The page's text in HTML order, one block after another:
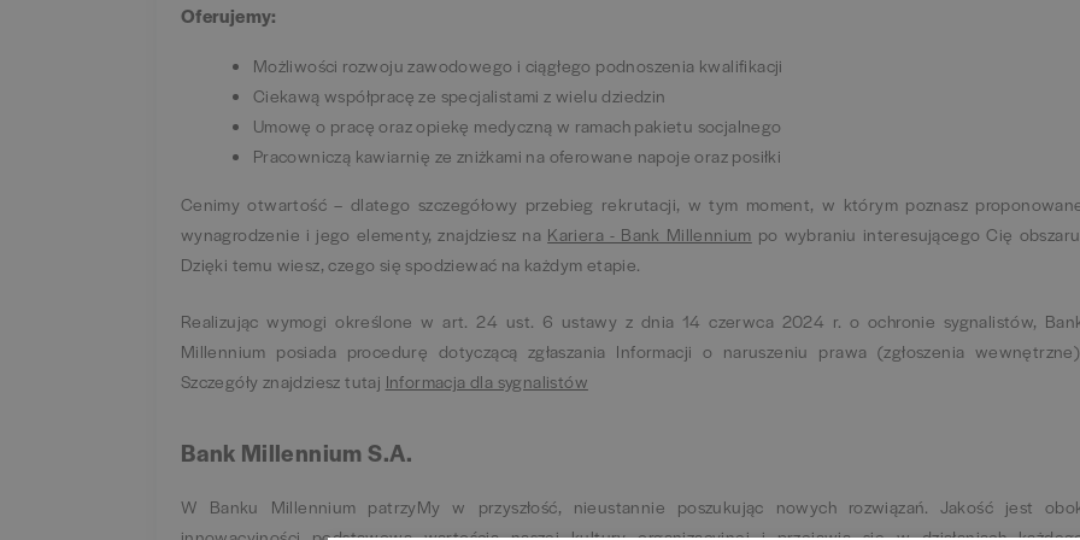
Oferujemy:
Możliwości rozwoju zawodowego i ciągłego podnoszenia kwalifikacji
Ciekawą współpracę ze specjalistami z wielu dziedzin
Umowę o pracę oraz opiekę medyczną w ramach pakietu socjalnego
Pracowniczą kawiarnię ze zniżkami na oferowane napoje oraz posiłki
Cenimy otwartość – dlatego szczegółowy przebieg rekrutacji, w tym moment, w którym poznasz
wynagrodzenie i jego elementy, znajdziesz na Kariera - Bank Millennium po wybraniu interesującego Cię
Dzięki temu wiesz, czego się spodziewać na każdym etapie.
Realizując wymogi określone w art. 24 ust. 6 ustawy z dnia 14 czerwca 2024 r. o ochronie sygnalistów,
Millennium posiada procedurę dotyczącą zgłaszania Informacji o naruszeniu prawa (zgłoszenia
Szczegóły znajdziesz tutaj Informacja dla sygnalistów
Bank Millennium S.A.
W Banku Millennium patrzyMy w przyszłość, nieustannie poszukując nowych rozwiązań. Jakość jest